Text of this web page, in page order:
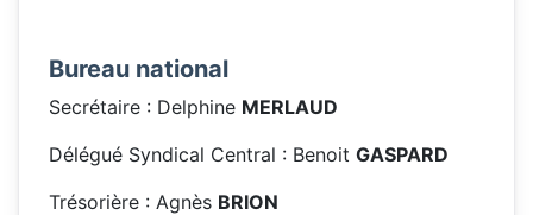
Bureau national
Secrétaire : Delphine MERLAUD
Délégué Syndical Central : Benoit GASPARD
Trésorière : Agnès BRION